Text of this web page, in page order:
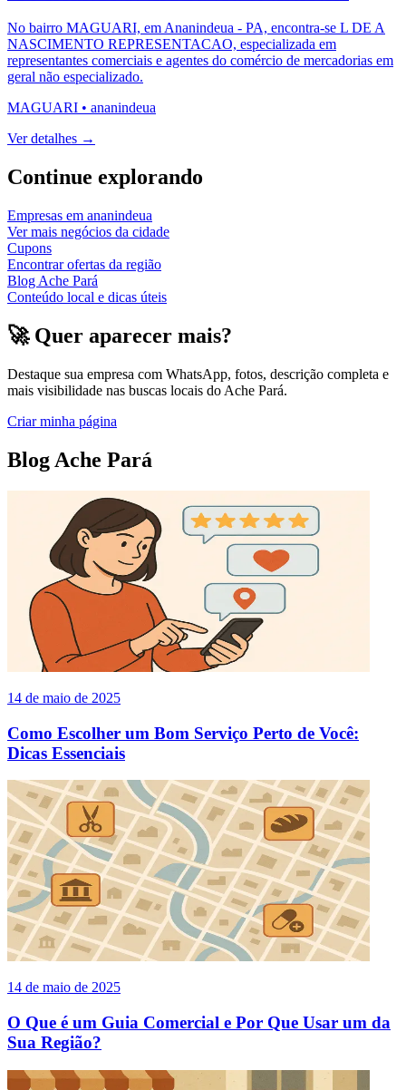
No bairro MAGUARI, em Ananindeua - PA, encontra-se L DE A
NASCIMENTO REPRESENTACAO, especializada em
representantes comerciais e agentes do comércio de mercadorias em
geral não especializado.
MAGUARI • ananindeua
Ver detalhes →
Continue explorando
Empresas em ananindeua
Ver mais negócios da cidade
Cupons
Encontrar ofertas da região
Blog Ache Pará
Conteúdo local e dicas úteis
🚀 Quer aparecer mais?
Destaque sua empresa com WhatsApp, fotos, descrição completa e
mais visibilidade nas buscas locais do Ache Pará.
Criar minha página
Blog Ache Pará
14 de maio de 2025
Como Escolher um Bom Serviço Perto de Você:
Dicas Essenciais
14 de maio de 2025
O Que é um Guia Comercial e Por Que Usar um da
Sua Região?